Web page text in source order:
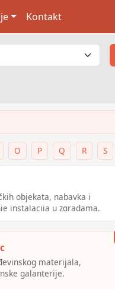
Kontakt
O P Q R S
objekata, nabavka i
instalacija u zgradama,
materijala,
galanterije.